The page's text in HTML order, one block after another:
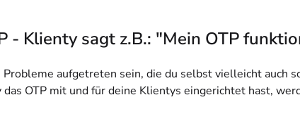
- Klienty sagt z.B.: "Mein OTP
aufgetreten sein, die du selbst vielleicht auch
das OTP mit und für deine Klientys eingerichtet hast,